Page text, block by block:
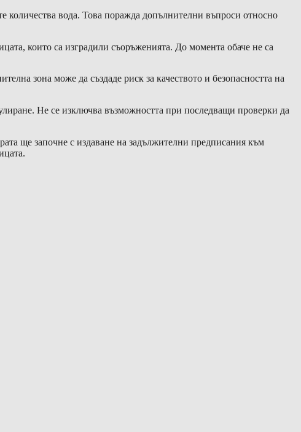
вода. Това поражда допълнителни въпроси относно
които са изградили съоръженията. До момента обаче не са
зона може да създаде риск за качеството и безопасността на
Не се изключва възможността при последващи проверки да
ще започне с издаване на задължителни предписания към